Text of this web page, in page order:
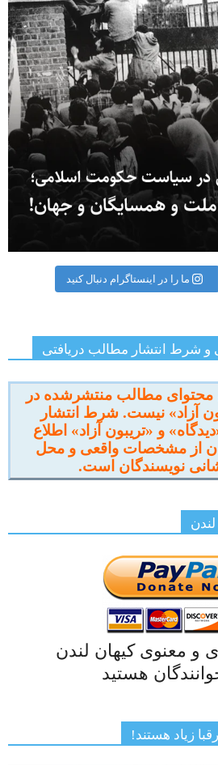
ما را در اینستاگرام دنبال کنید
شرط انتشار مطالب دریافتی
محتوای مطالب منتشرشده در
آزاد» نیست. شرط انتشار
و «تریبون آزاد» اطلاع
از مشخصات واقعی و محل
نویسندگان است.
و معنوی کیهان لندن
هستید
زیاد هستند!